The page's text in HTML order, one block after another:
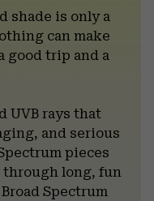
shade is only a
can make
good trip and a
UVB rays that
and serious
pieces
through long, fun
Spectrum